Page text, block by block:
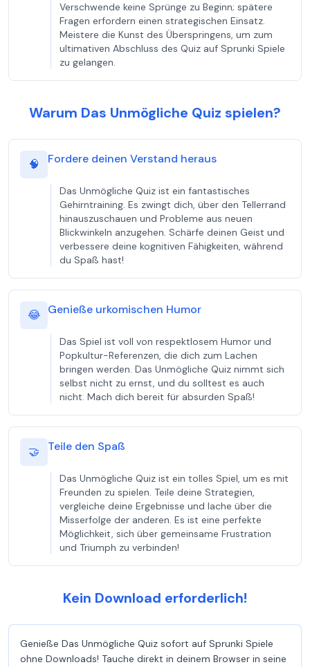
Verschwende keine Sprünge zu Beginn; spätere
Fragen erfordern einen strategischen Einsatz.
Meistere die Kunst des Überspringens, um zum
ultimativen Abschluss des Quiz auf Sprunki Spiele
zu gelangen.
Warum Das Unmögliche Quiz spielen?
🧠 Fordere deinen Verstand heraus
Das Unmögliche Quiz ist ein fantastisches
Gehirntraining. Es zwingt dich, über den Tellerrand
hinauszuschauen und Probleme aus neuen
Blickwinkeln anzugehen. Schärfe deinen Geist und
verbessere deine kognitiven Fähigkeiten, während
du Spaß hast!
😂 Genieße urkomischen Humor
Das Spiel ist voll von respektlosem Humor und
Popkultur-Referenzen, die dich zum Lachen
bringen werden. Das Unmögliche Quiz nimmt sich
selbst nicht zu ernst, und du solltest es auch
nicht. Mach dich bereit für absurden Spaß!
🤝 Teile den Spaß
Das Unmögliche Quiz ist ein tolles Spiel, um es mit
Freunden zu spielen. Teile deine Strategien,
vergleiche deine Ergebnisse und lache über die
Misserfolge der anderen. Es ist eine perfekte
Möglichkeit, sich über gemeinsame Frustration
und Triumph zu verbinden!
Kein Download erforderlich!
Genieße Das Unmögliche Quiz sofort auf Sprunki Spiele
ohne Downloads! Tauche direkt in deinem Browser in seine